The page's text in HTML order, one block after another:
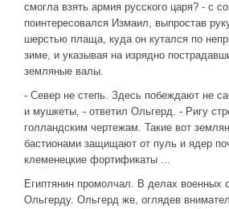
смогла взять армия русского царя? - с
поинтересовался Измаил, выпростав
шерстью плаща, куда он кутался по
зиме, и указывая на изрядно
земляные валы.
- Север не степь. Здесь побеждают не
и мушкеты, - ответил Ольгерд. - Ригу
голландским чертежам. Такие вот
бастионами защищают от пуль и ядер
клеменецкие фортификаты ...
Египтянин промолчал. В делах военных
Ольгерду. Ольгерд же, оглядев